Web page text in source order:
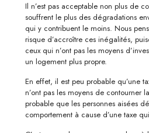
Il n’est pas acceptable non plus de
souffrent le plus des dégradations
qui y contribuent le moins. Nous
risque d’accroître ces inégalités,
ceux qui n’ont pas les moyens
un logement plus propre.
En effet, il est peu probable qu’une
n’ont pas les moyens de contourner
probable que les personnes aisées
comportement à cause d’une taxe